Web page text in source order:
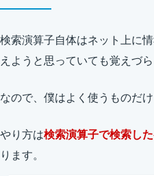
検索演算子自体はネット上に
えようと思っていても覚えづ
なので、僕はよく使うものだ
やり方は検索演算子で検索し
ります。